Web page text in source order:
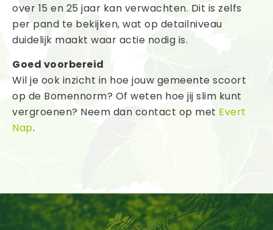
over 15 en 25 jaar kan verwachten. Dit is zelfs
per pand te bekijken, wat op detailniveau
duidelijk maakt waar actie nodig is.
Goed voorbereid
Wil je ook inzicht in hoe jouw gemeente scoort
op de Bomennorm? Of weten hoe jij slim kunt
vergroenen? Neem dan contact op met Evert
Nap.